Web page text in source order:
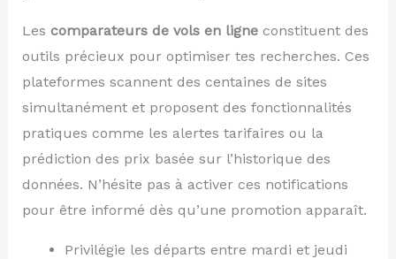
Les comparateurs de vols en ligneconstituent des
outils précieux pour optimiser tes recherches. Ces
plateformes scannent des centaines de sites
simultanément et proposent des fonctionnalités
pratiques comme les alertes tarifaires ou la
prédiction des prix basée sur l’historique des
données. N’hésite pas à activer ces notifications
pour être informé dès qu’une promotion apparaît.
Privilégie les départs entre mardi et jeudi